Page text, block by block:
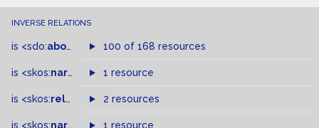
INVERSE RELATIONS
is <sdo:about of 100 of 168 resources
is <skos:narrower >of
1 resource
is <skos:related > of2 resources
is <skos:narrowMatch >of
1 resource